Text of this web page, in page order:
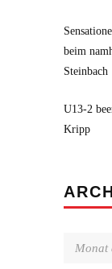
beim
Steinbach
U13-2
Kripp